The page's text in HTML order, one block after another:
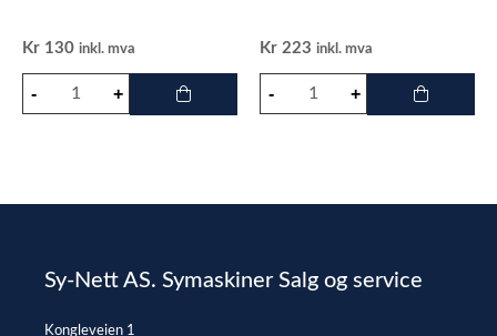
Kr 130 inkl. mva Kr 223 inkl. mva
Sy-Nett AS. Symaskiner Salg og service
Kongleveien 1